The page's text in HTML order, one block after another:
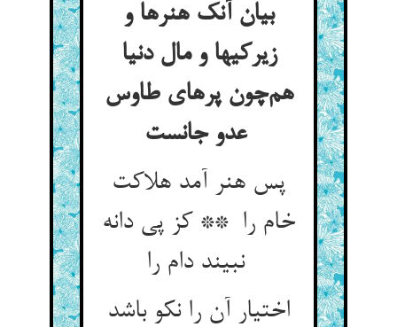
بیان آنک هنرها و
زیرکیها و مال دنیا
هم‌چون پرهای طاوس
عدو جانست
پس هنر آمد هلاکت
خام را ** کز پی دانه
نبیند دام را
اختیار آن را نکو باشد